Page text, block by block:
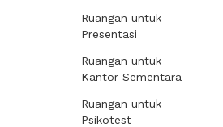
Ruangan untuk
Presentasi
Ruangan untuk
Kantor Sementara
Ruangan untuk
Psikotest